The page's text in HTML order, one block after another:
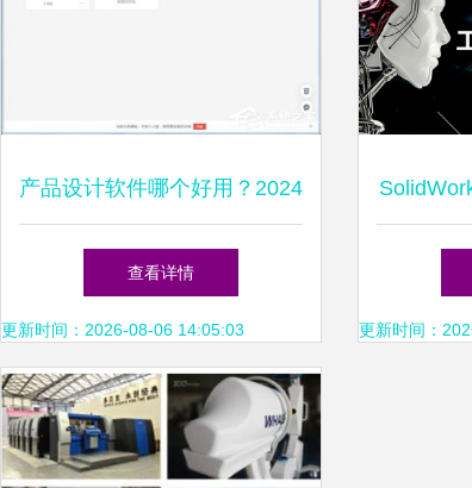
产品设计软件哪个好用？2024
年实用推荐与优选指南
查看详情
更新时间：2026-08-06 14:05:03
南
更新时间：